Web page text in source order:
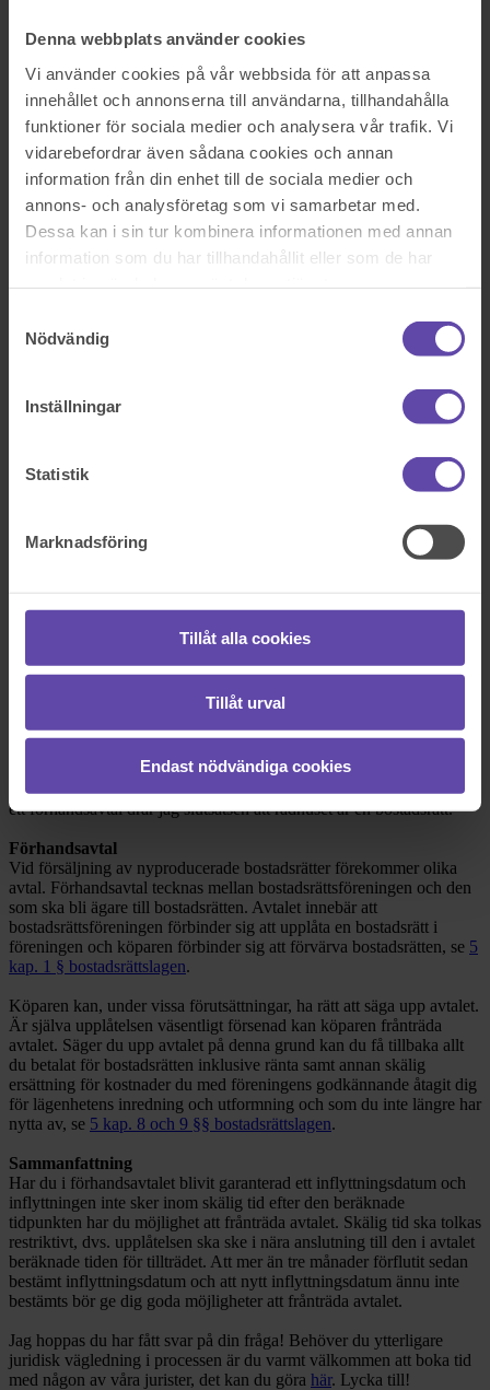
Denna webbplats använder cookies
Vi använder cookies på vår webbsida för att anpassa
innehållet och annonserna till användarna, tillhandahålla
funktioner för sociala medier och analysera vår trafik. Vi
vidarebefordrar även sådana cookies och annan
information från din enhet till de sociala medier och
annons- och analysföretag som vi samarbetar med.
Dessa kan i sin tur kombinera informationen med annan
information som du har tillhandahållit eller som de har
Nödvändig
Inställningar
Statistik
Marknadsföring
Tillåt alla cookies
Tillåt urval
Endast nödvändiga cookies
Säga upp förhandsavtal för nyproduktion
Sök efter en fråga
Se alla frågor Se alla frågor
Bostad & Fastighet
Säga upp förhandsavtal för
nyproduktion
Hej
Jag har ett förhandsavtal på ett radhus som skulle vara klart för
Förhandsbetalning har gjorts med 10 % av köpeskillingen.
Se alla frågor Boka tid med jurist
Rådgivarens svar
2017-09-19
Nedan ska jag redogöra för vad som gäller. Ett radhus kan köpas
som en bostadsrätt eller som ett friköpt småhus. Då ni har skrivit på
ett förhandsavtal drar jag slutsatsen att radhuset är en bostadsrätt.
Förhandsavtal
Vid försäljning av nyproducerade bostadsrätter förekommer olika
avtal. Förhandsavtal tecknas mellan bostadsrättsföreningen och den
som ska bli ägare till bostadsrätten. Avtalet innebär att
bostadsrättsföreningen förbinder sig att upplåta en bostadsrätt i
föreningen och köparen förbinder sig att förvärva bostadsrätten, se 5
kap. 1 § bostadsrättslagen.
Köparen kan, under vissa förutsättningar, ha rätt att säga upp avtalet.
Är själva upplåtelsen väsentligt försenad kan köparen frånträda
avtalet. Säger du upp avtalet på denna grund kan du få tillbaka allt
du betalat för bostadsrätten inklusive ränta samt annan skälig
ersättning för kostnader du med föreningens godkännande åtagit dig
för lägenhetens inredning och utformning och som du inte längre har
nytta av, se 5 kap. 8 och 9 §§ bostadsrättslagen.
Sammanfattning
Har du i förhandsavtalet blivit garanterad ett inflyttningsdatum och
inflyttningen inte sker inom skälig tid efter den beräknade
tidpunkten har du möjlighet att frånträda avtalet. Skälig tid ska tolkas
restriktivt, dvs. upplåtelsen ska ske i nära anslutning till den i avtalet
beräknade tiden för tillträdet. Att mer än tre månader förflutit sedan
bestämt inflyttningsdatum och att nytt inflyttningsdatum ännu inte
bestämts bör ge dig goda möjligheter att frånträda avtalet.
Jag hoppas du har fått svar på din fråga! Behöver du ytterligare
juridisk vägledning i processen är du varmt välkommen att boka tid
med någon av våra jurister, det kan du göra här. Lycka till!